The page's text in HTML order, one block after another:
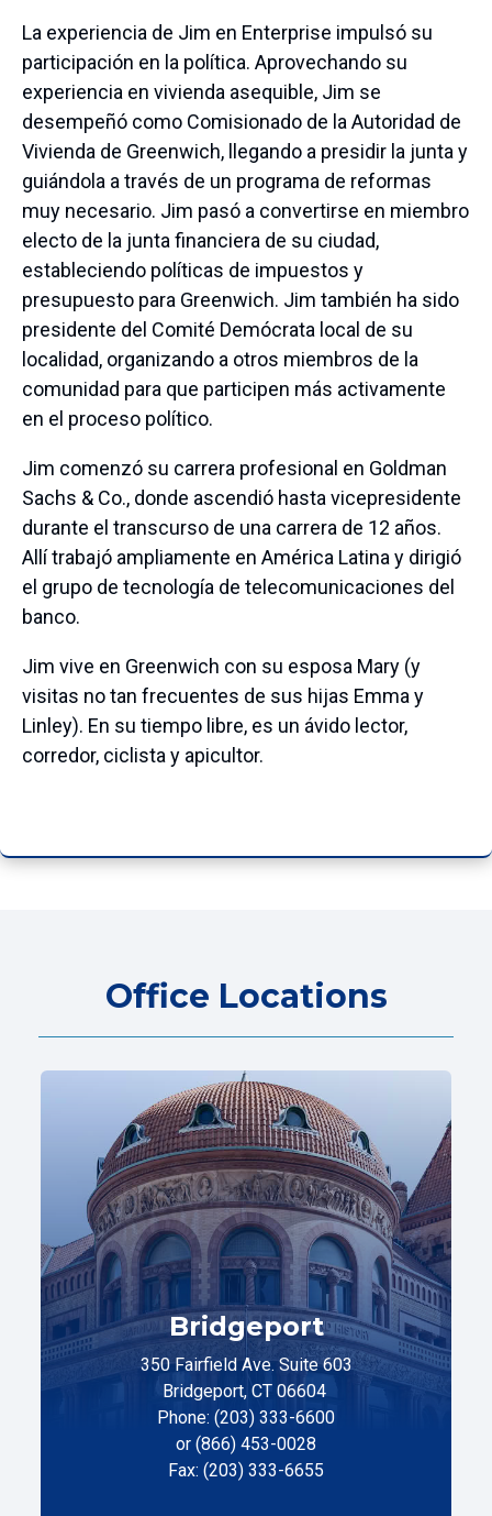
La experiencia de Jim en Enterprise impulsó su
participación en la política. Aprovechando su
experiencia en vivienda asequible, Jim se
desempeñó como Comisionado de la Autoridad de
Vivienda de Greenwich, llegando a presidir la junta y
guiándola a través de un programa de reformas
muy necesario. Jim pasó a convertirse en miembro
electo de la junta financiera de su ciudad,
estableciendo políticas de impuestos y
presupuesto para Greenwich. Jim también ha sido
presidente del Comité Demócrata local de su
localidad, organizando a otros miembros de la
comunidad para que participen más activamente
en el proceso político.
Jim comenzó su carrera profesional en Goldman
Sachs & Co., donde ascendió hasta vicepresidente
durante el transcurso de una carrera de 12 años.
Allí trabajó ampliamente en América Latina y dirigió
el grupo de tecnología de telecomunicaciones del
banco.
Jim vive en Greenwich con su esposa Mary (y
visitas no tan frecuentes de sus hijas Emma y
Linley). En su tiempo libre, es un ávido lector,
corredor, ciclista y apicultor.
Office Locations
Bridgeport
350 Fairfield Ave. Suite 603
Bridgeport, CT 06604
Phone: (203) 333-6600
or (866) 453-0028
Fax: (203) 333-6655